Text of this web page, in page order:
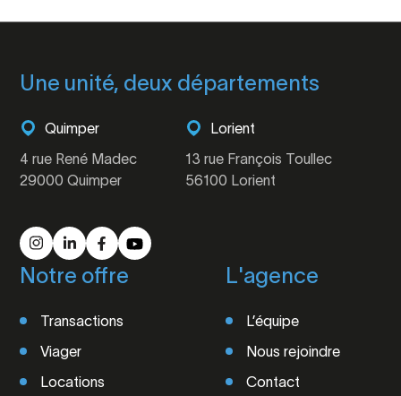
Une unité, deux départements
Quimper
4 rue René Madec
29000 Quimper
Lorient
13 rue François Toullec
56100 Lorient
Notre offre
Transactions
Viager
Locations
L'agence
L’équipe
Nous rejoindre
Contact